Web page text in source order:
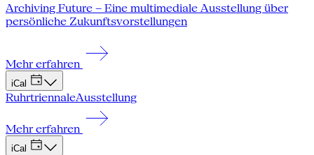
Archiving Future – Eine multimediale Ausstellung über
persönliche Zukunftsvorstellungen
Mehr erfahren
iCal
RuhrtriennaleAusstellung
Mehr erfahren
iCal